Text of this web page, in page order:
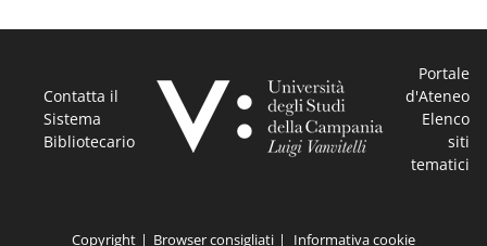
Contatta il
Sistema
Bibliotecario
Portale
d'Ateneo
Elenco
siti
tematici
Copyright Browser consigliati Informativa cookie